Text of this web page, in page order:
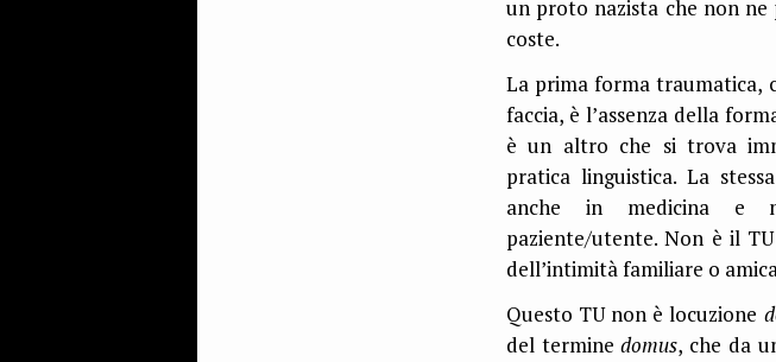
un proto nazista che non
coste.
La prima forma traumatica,
faccia, è l’assenza della
è un altro che si trova
pratica linguistica. La
anche in medicina e
paziente/utente. Non è il
dell’intimità familiare o
Questo TU non è locuzione
del terminedomus, che da